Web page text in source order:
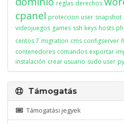
reglas derechos
cpanel proteccion user snapshot
videojuegos games ssh keys hosts
centos 7 migration cms configserver
contenedores comandos exportar
instalación crear usuario sudo user
Támogatás
Támogatási jegyek